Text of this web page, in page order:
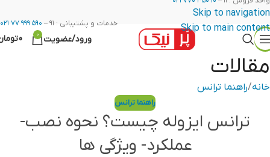
Skip to navigation
Skip to main content
خدمات و پشتیبانی : ۹۱ – ۵۹۰ ۹۹۹ ۷۷ ۰۲۱
ورود/عضویت 0
0
مقالات
خانه راهنما ترانس
راهنما ترانس
ترانس ایزوله چیست؟ نحوه نصب-
عملکرد- ویژگی ها